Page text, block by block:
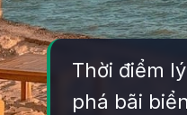
Thời điểm
phá bãi